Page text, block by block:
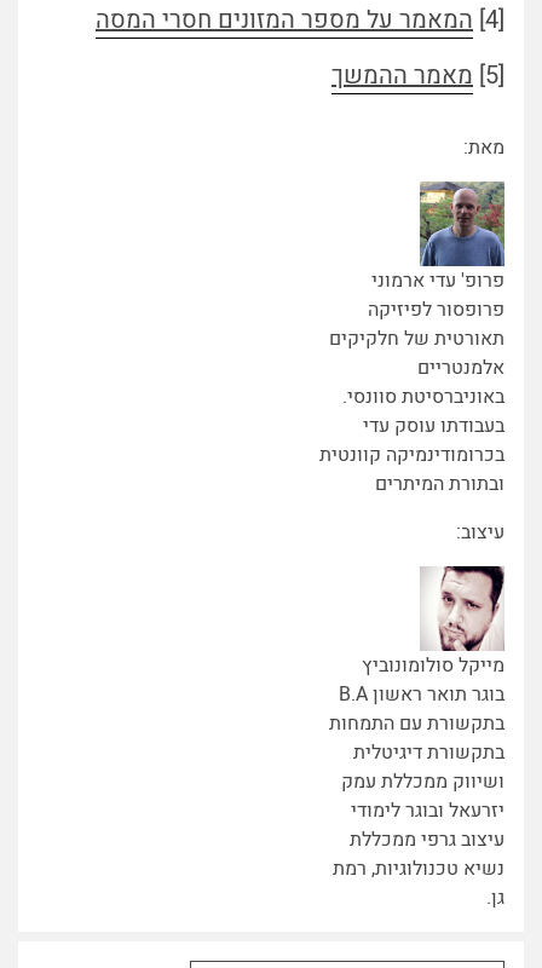
[4]
המאמר על מספר המזונים חסרי המסה
[5]
מאמר ההמשך
מאת:
פרופ' עדי ארמוני
פרופסור לפיזיקה
תאורטית של חלקיקים
אלמנטריים
באוניברסיטת סוונסי.
בעבודתו עוסק עדי
בכרומודינמיקה קוונטית
ובתורת המיתרים
עיצוב:
מייקל סולומונוביץ
בוגר תואר ראשון B.A
בתקשורת עם התמחות
בתקשורת דיגיטלית
ושיווק ממכללת עמק
יזרעאל ובוגר לימודי
עיצוב גרפי ממכללת
נשיא טכנולוגיות, רמת
גן.